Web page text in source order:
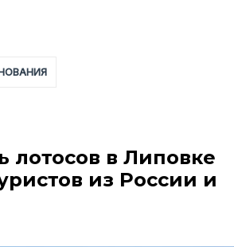
лотосов в Липовке
из России и